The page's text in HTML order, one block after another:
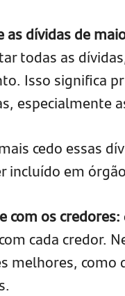
as dívidas de
todas as
Isso significa
especialmente
cedo essas
incluído em
com os credores:
cada credor.
melhores, como